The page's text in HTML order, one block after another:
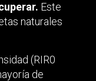
Este
naturales
(RIR0
de